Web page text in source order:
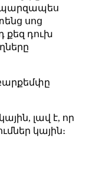
պարզապես
սոց
քեզ դուխ
լավ է, որ
կային։